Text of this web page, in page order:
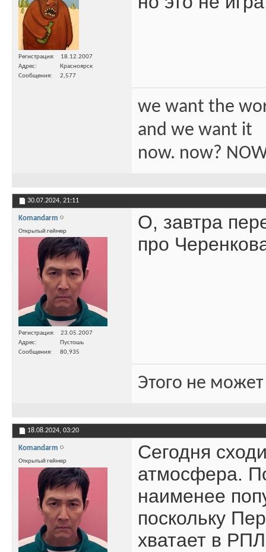
Регистрация
18.12.2007
Адрес
Красноярск
Сообщения
2,577
we want the
and we want it
now. now?
30.07.2024, 21:11
Komandarm
Открытый геймер
Регистрация
23.05.2007
Адрес
Пустошь
Сообщения
80,935
О, завтра
про
Этого не
18.08.2024, 03:20
Komandarm
Открытый геймер
Сегодня
атмосфера.
наименее
поскольку
хватает в